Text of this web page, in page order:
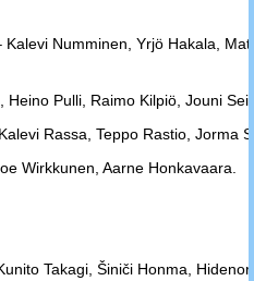
Numminen, Yrjö Hakala,
Heino Pulli, Raimo Kilpiö, Jouni
Rassa, Teppo Rastio, Jorma
Wirkkunen, Aarne Honkavaara.
Takagi, Šiniči Honma,